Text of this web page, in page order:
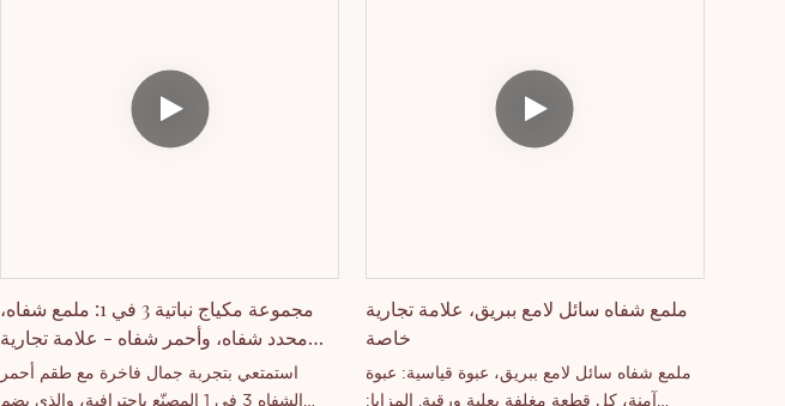
مجموعة مكياج نباتية 3 في 1: ملمع شفاه،
محدد شفاه، وأحمر شفاه - علامة تجارية
خاصة
استمتعي بتجربة جمال فاخرة مع طقم أحمر
الشفاه 3 في 1 المصنّع باحترافية، والذي يضم
ملمع شفاه سائل لامع ببريق، علامة تجارية
خاصة
ملمع شفاه سائل لامع ببريق، عبوة قياسية: عبوة
آمنة، كل قطعة مغلفة بعلبة ورقية. المزايا: